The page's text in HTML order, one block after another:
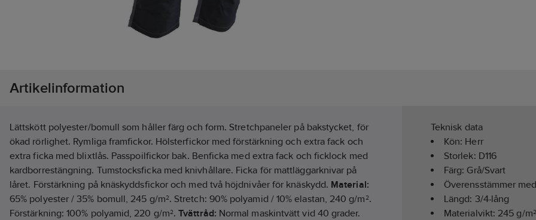
Artikelinformation
Lättskött polyester/bomull som håller färg och form. Stretchpaneler på bakstycket, för
ökad rörlighet. Rymliga framfickor. Hölsterfickor med förstärkning och extra fack och
extra ficka med blixtlås. Passpoilfickor bak. Benficka med extra fack och ficklock med
kardborrestängning. Tumstocksficka med knivhållare. Ficka för mattläggarknivar på
låret. Förstärkning på knäskyddsfickor och med två höjdnivåer för knäskydd. Material:
65% polyester / 35% bomull, 245 g/m². Stretch: 90% polyamid / 10% elastan, 240 g/m².
Förstärkning: 100% polyamid, 220 g/m².Tvättråd: Normal maskintvätt vid 40 grader.
Teknisk data
Kön: Herr
Storlek: D116
Färg:Grå/Svart
Överensstämmer
Längd: 3/4-lång
Materialvikt:245 g/m²